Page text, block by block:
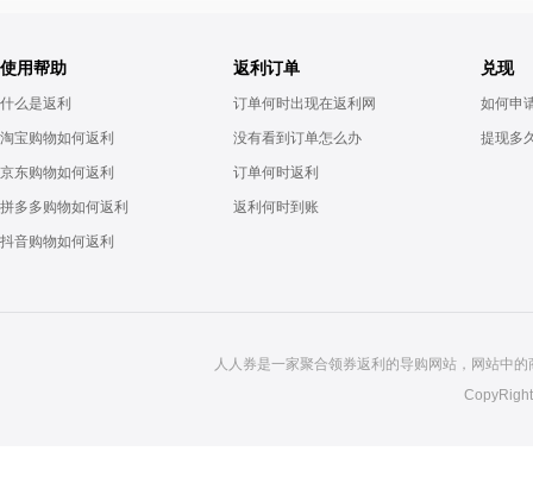
使用帮助
什么是返利
淘宝购物如何返利
京东购物如何返利
拼多多购物如何返利
抖音购物如何返利
返利订单
订单何时出现在返利网
没有看到订单怎么办
订单何时返利
返利何时到账
兑现
如何申
提现多
人人券是一家聚合领券返利的导购网站，网站中